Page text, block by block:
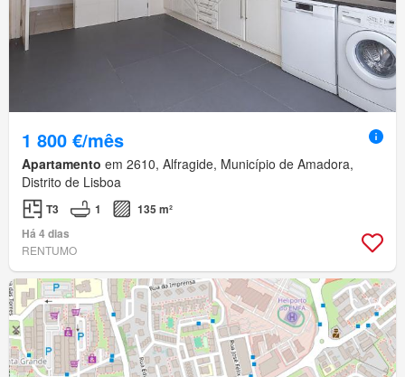
1 800 €/mês
Apartamento em 2610, Alfragide, Município de Amadora,
Distrito de Lisboa
T3 1
135 m²
Há 4 dias
RENTUMO